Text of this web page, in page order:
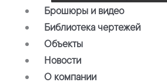
Брошюры и видео
Библиотека чертежей
Объекты
Новости
О компании